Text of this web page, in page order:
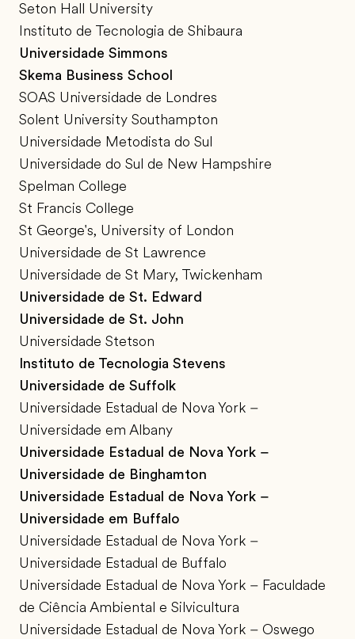
Seton Hall University
Instituto de Tecnologia de Shibaura
Universidade Simmons
Skema Business School
SOAS Universidade de Londres
Solent University Southampton
Universidade Metodista do Sul
Universidade do Sul de New Hampshire
Spelman College
St Francis College
St George's, University of London
Universidade de St Lawrence
Universidade de St Mary, Twickenham
Universidade de St. Edward
Universidade de St. John
Universidade Stetson
Instituto de Tecnologia Stevens
Universidade de Suffolk
Universidade Estadual de Nova York –
Universidade em Albany
Universidade Estadual de Nova York –
Universidade de Binghamton
Universidade Estadual de Nova York –
Universidade em Buffalo
Universidade Estadual de Nova York –
Universidade Estadual de Buffalo
Universidade Estadual de Nova York – Faculdade
de Ciência Ambiental e Silvicultura
Universidade Estadual de Nova York – Oswego